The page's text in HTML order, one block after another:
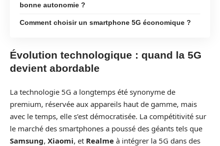
bonne autonomie ?
Comment choisir un smartphone 5G économique ?
Évolution technologique : quand la 5G
devient abordable
La technologie 5G a longtemps été synonyme de
premium, réservée aux appareils haut de gamme, mais
avec le temps, elle s’est démocratisée. La compétitivité sur
le marché des smartphones a poussé des géants tels que
Samsung, Xiaomi, et Realme à intégrer la 5G dans des